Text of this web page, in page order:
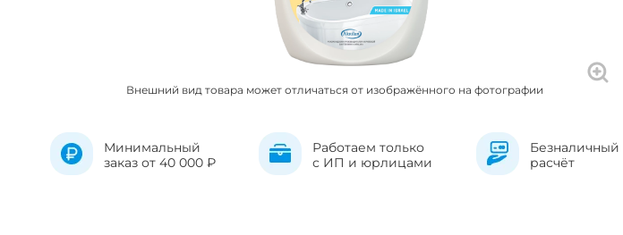
Внешний вид товара может отличаться от изображённого на фотографии
Минимальный
заказ от 40 000 ₽
Работаем только
с ИП и юрлицами
Безналичный
расчёт